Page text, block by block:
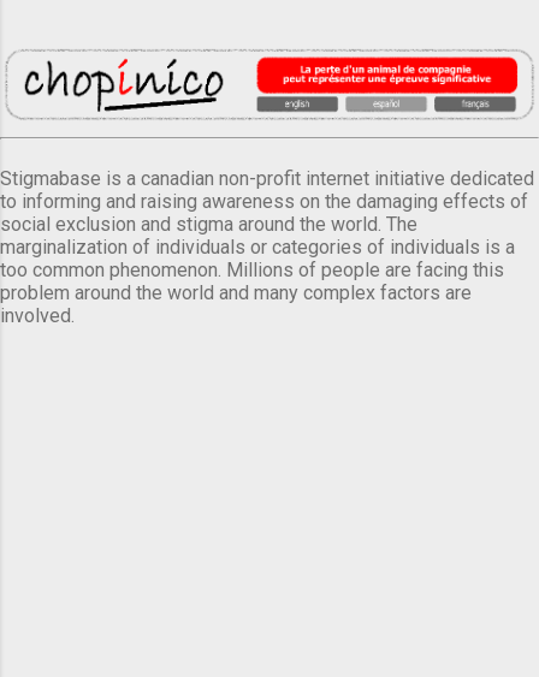
Stigmabase is a canadian non-profit internet initiative dedicated
to informing and raising awareness on the damaging effects of
social exclusion and stigma around the world. The
marginalization of individuals or categories of individuals is a
too common phenomenon. Millions of people are facing this
problem around the world and many complex factors are
involved.